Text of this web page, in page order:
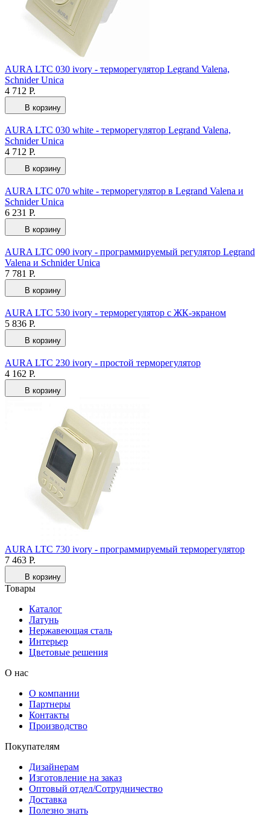
AURA LTC 030 ivory - терморегулятор Legrand Valena,
Schnider Unica
4 712 Р.
В корзину
AURA LTC 030 white - терморегулятор Legrand Valena,
Schnider Unica
4 712 Р.
В корзину
AURA LTC 070 white - терморегулятор в Legrand Valena и
Schnider Unica
6 231 Р.
В корзину
AURA LTC 090 ivory - программируемый регулятор Legrand
Valena и Schnider Unica
7 781 Р.
В корзину
AURA LTC 530 ivory - терморегулятор с ЖК-экраном
5 836 Р.
В корзину
AURA LTC 230 ivory - простой терморегулятор
4 162 Р.
В корзину
AURA LTC 730 ivory - программируемый терморегулятор
7 463 Р.
В корзину
Товары
Каталог
Латунь
Нержавеющая сталь
Интерьер
Цветовые решения
О нас
О компании
Партнеры
Контакты
Производство
Покупателям
Дизайнерам
Изготовление на заказ
Оптовый отдел/Сотрудничество
Доставка
Полезно знать